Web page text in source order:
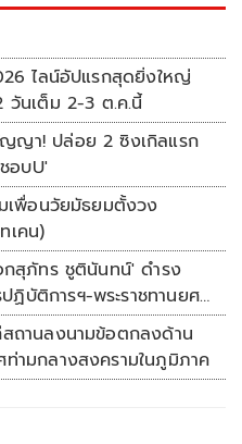
ไลน์อัปแรกสุดยิ่งใหญ่
วันเต็ม 2-3 ต.ค.นี้
ญา! ปล่อย 2 ซิงเกิลแรก
อบU'
เพื่อนวัยมัธยมตั้งวง
เคน)
กสุภัทร ชูตินันทน์' ดำรง
ฏิบัติการฯ-พระราชทานยศ
ถานลงนามข้อตกลงด้าน
ท่ามกลางสงครามในภูมิภาค